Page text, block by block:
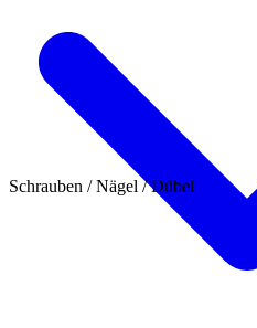
Schrauben / Nägel / Dübel